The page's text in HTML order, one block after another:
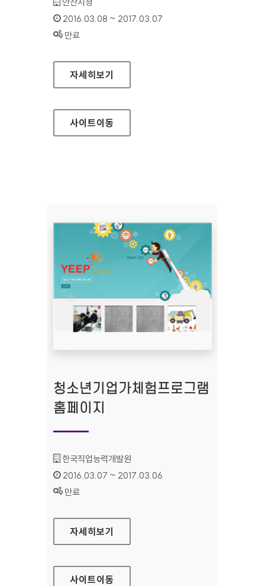
인증기간 :
2016.03.08 ~ 2017.03.07
상태 :
만료
안산시 공공데이터 홈페이지
자세히보기
사이트이동
청소년기업가체험프로그램
홈페이지
기관명 :
한국직업능력개발원
인증기간 :
2016.03.07 ~ 2017.03.06
상태 :
만료
청소년기업가체험프로그램 홈페이지
자세히보기
사이트이동